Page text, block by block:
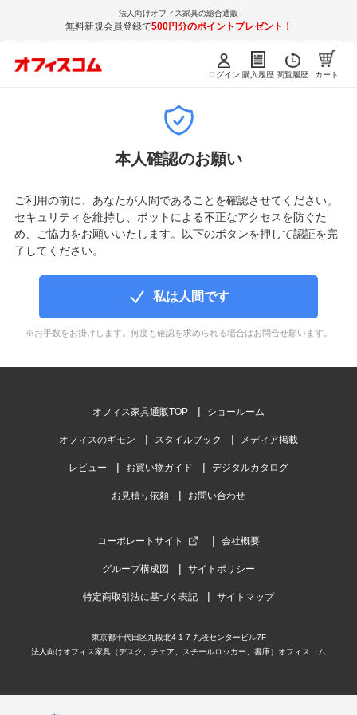
法人向けオフィス家具の総合通販
無料新規会員登録で500円分のポイントプレゼント！
ログイン 購入履歴 閲覧履歴 カート
本人確認のお願い
ご利用の前に、あなたが人間であることを確認させてください。
セキュリティを維持し、ボットによる不正なアクセスを防ぐた
め、ご協力をお願いいたします。以下のボタンを押して認証を完
了してください。
私は人間です
※お手数をお掛けします。何度も確認を求められる場合はお問合せ願います。
オフィス家具通販TOP ショールーム
オフィスのギモン スタイルブック メディア掲載
レビュー お買い物ガイド デジタルカタログ
お見積り依頼 お問い合わせ
コーポレートサイト 会社概要
グループ構成図 サイトポリシー
特定商取引法に基づく表記 サイトマップ
東京都千代田区九段北4-1-7 九段センタービル7F
法人向けオフィス家具（デスク、チェア、スチールロッカー、書庫）オフィスコム